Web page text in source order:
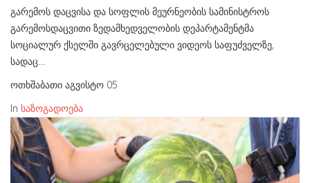
გარემოს დაცვისა და სოფლის მეურნეობის სამინისტროს
გარემოსდაცვითი ზედამხედველობის დეპარტამენტმა
სოციალურ ქსელში გავრცელებული ვიდეოს საფუძველზე,
სადაც…
ოთხშაბათი აგვისტო 05
In საზოგადოება